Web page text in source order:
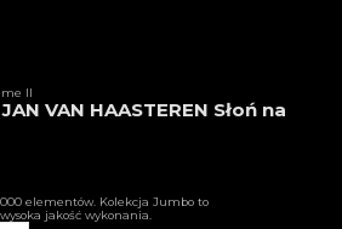
II
VAN HAASTEREN Słoń na
elementów. Kolekcja Jumbo to
jakość wykonania.